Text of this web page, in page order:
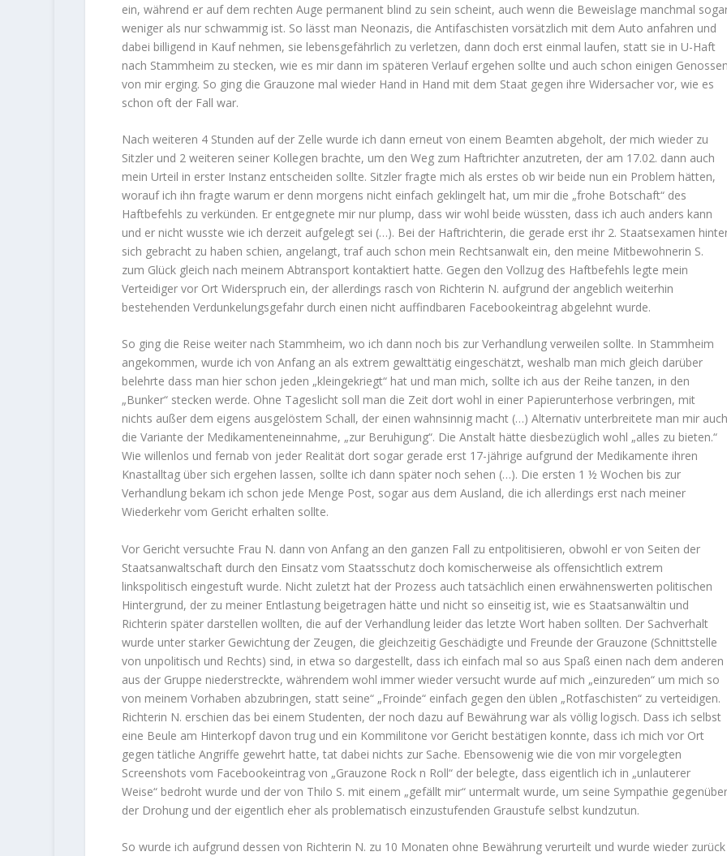
ein, während er auf dem rechten Auge permanent blind zu sein scheint, auch wenn die Beweislage manchmal
weniger als nur schwammig ist. So lässt man Neonazis, die Antifaschisten vorsätzlich mit dem Auto anfahren und
dabei billigend in Kauf nehmen, sie lebensgefährlich zu verletzen, dann doch erst einmal laufen, statt sie in U-Haft
nach Stammheim zu stecken, wie es mir dann im späteren Verlauf ergehen sollte und auch schon einigen
von mir erging. So ging die Grauzone mal wieder Hand in Hand mit dem Staat gegen ihre Widersacher vor, wie es
schon oft der Fall war.
Nach weiteren 4 Stunden auf der Zelle wurde ich dann erneut von einem Beamten abgeholt, der mich wieder zu
Sitzler und 2 weiteren seiner Kollegen brachte, um den Weg zum Haftrichter anzutreten, der am 17.02. dann auch
mein Urteil in erster Instanz entscheiden sollte. Sitzler fragte mich als erstes ob wir beide nun ein Problem hätten,
worauf ich ihn fragte warum er denn morgens nicht einfach geklingelt hat, um mir die „frohe Botschaft“ des
Haftbefehls zu verkünden. Er entgegnete mir nur plump, dass wir wohl beide wüssten, dass ich auch anders kann
und er nicht wusste wie ich derzeit aufgelegt sei (…). Bei der Haftrichterin, die gerade erst ihr 2. Staatsexamen
sich gebracht zu haben schien, angelangt, traf auch schon mein Rechtsanwalt ein, den meine Mitbewohnerin S.
zum Glück gleich nach meinem Abtransport kontaktiert hatte. Gegen den Vollzug des Haftbefehls legte mein
Verteidiger vor Ort Widerspruch ein, der allerdings rasch von Richterin N. aufgrund der angeblich weiterhin
bestehenden Verdunkelungsgefahr durch einen nicht auffindbaren Facebookeintrag abgelehnt wurde.
So ging die Reise weiter nach Stammheim, wo ich dann noch bis zur Verhandlung verweilen sollte. In Stammheim
angekommen, wurde ich von Anfang an als extrem gewalttätig eingeschätzt, weshalb man mich gleich darüber
belehrte dass man hier schon jeden „kleingekriegt“ hat und man mich, sollte ich aus der Reihe tanzen, in den
„Bunker“ stecken werde. Ohne Tageslicht soll man die Zeit dort wohl in einer Papierunterhose verbringen, mit
nichts außer dem eigens ausgelöstem Schall, der einen wahnsinnig macht (…) Alternativ unterbreitete man mir
die Variante der Medikamenteneinnahme, „zur Beruhigung“. Die Anstalt hätte diesbezüglich wohl „alles zu bieten.“
Wie willenlos und fernab von jeder Realität dort sogar gerade erst 17-jährige aufgrund der Medikamente ihren
Knastalltag über sich ergehen lassen, sollte ich dann später noch sehen (…). Die ersten 1 ½ Wochen bis zur
Verhandlung bekam ich schon jede Menge Post, sogar aus dem Ausland, die ich allerdings erst nach meiner
Wiederkehr vom Gericht erhalten sollte.
Vor Gericht versuchte Frau N. dann von Anfang an den ganzen Fall zu entpolitisieren, obwohl er von Seiten der
Staatsanwaltschaft durch den Einsatz vom Staatsschutz doch komischerweise als offensichtlich extrem
linkspolitisch eingestuft wurde. Nicht zuletzt hat der Prozess auch tatsächlich einen erwähnenswerten politischen
Hintergrund, der zu meiner Entlastung beigetragen hätte und nicht so einseitig ist, wie es Staatsanwältin und
Richterin später darstellen wollten, die auf der Verhandlung leider das letzte Wort haben sollten. Der Sachverhalt
wurde unter starker Gewichtung der Zeugen, die gleichzeitig Geschädigte und Freunde der Grauzone (Schnittstelle
von unpolitisch und Rechts) sind, in etwa so dargestellt, dass ich einfach mal so aus Spaß einen nach dem anderen
aus der Gruppe niederstreckte, währendem wohl immer wieder versucht wurde auf mich „einzureden“ um mich so
von meinem Vorhaben abzubringen, statt seine“ „Froinde“ einfach gegen den üblen „Rotfaschisten“ zu verteidigen.
Richterin N. erschien das bei einem Studenten, der noch dazu auf Bewährung war als völlig logisch. Dass ich selbst
eine Beule am Hinterkopf davon trug und ein Kommilitone vor Gericht bestätigen konnte, dass ich mich vor Ort
gegen tätliche Angriffe gewehrt hatte, tat dabei nichts zur Sache. Ebensowenig wie die von mir vorgelegten
Screenshots vom Facebookeintrag von „Grauzone Rock n Roll“ der belegte, dass eigentlich ich in „unlauterer
Weise“ bedroht wurde und der von Thilo S. mit einem „gefällt mir“ untermalt wurde, um seine Sympathie
der Drohung und der eigentlich eher als problematisch einzustufenden Graustufe selbst kundzutun.
So wurde ich aufgrund dessen von Richterin N. zu 10 Monaten ohne Bewährung verurteilt und wurde wieder zurück